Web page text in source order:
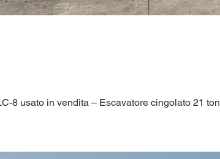
Quick
8 usato in vendita – Escavatore cingolato 21